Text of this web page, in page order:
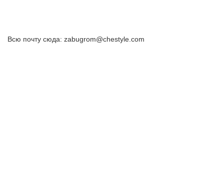
Всю почту сюда: zabugrom@chestyle.com